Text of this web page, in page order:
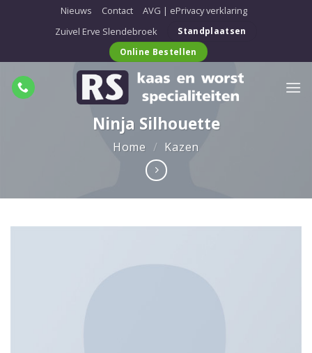
Nieuws Contact
AVG | ePrivacy verklaring
Zuivel Erve Slendebroek
Standplaatsen
Online Bestellen
Ninja Silhouette
Home / Kazen